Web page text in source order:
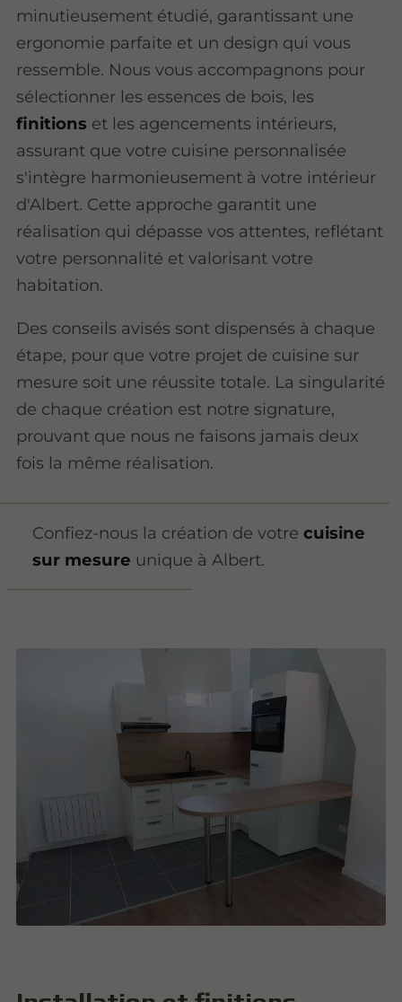
minutieusement étudié, garantissant une
ergonomie parfaite et un design qui vous
ressemble. Nous vous accompagnons pour
sélectionner les essences de bois, les
finitions et les agencements intérieurs,
assurant que votre cuisine personnalisée
s'intègre harmonieusement à votre intérieur
d'Albert. Cette approche garantit une
réalisation qui dépasse vos attentes, reflétant
votre personnalité et valorisant votre
habitation.
Des conseils avisés sont dispensés à chaque
étape, pour que votre projet de cuisine sur
mesure soit une réussite totale. La singularité
de chaque création est notre signature,
prouvant que nous ne faisons jamais deux
fois la même réalisation.
Confiez-nous la création de votrecuisine
sur mesure unique à Albert.